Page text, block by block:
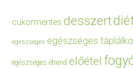
cukormentes desszert
egészséges egészséges
egészséges étrend előétel